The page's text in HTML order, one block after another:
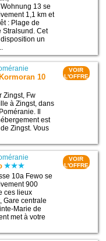
13 se
1,1 km et
: Plage de
Stralsund. Cet
un
10
Zingst, Fw
à Zingst, dans
Il
est
Zingst. Vous
VOIR
L'OFFRE
10a Fewo se
900
ces lieux
Gare centrale
Marie de
met à votre
VOIR
L'OFFRE